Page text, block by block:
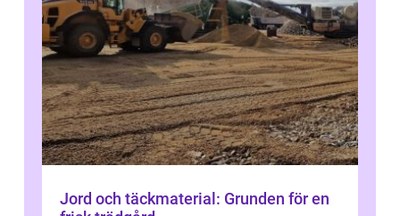
Jord och täckmaterial: Grunden för en